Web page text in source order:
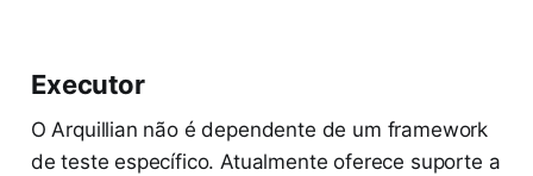
Executor
O Arquillian não é dependente de um framework
de teste específico. Atualmente oferece suporte a